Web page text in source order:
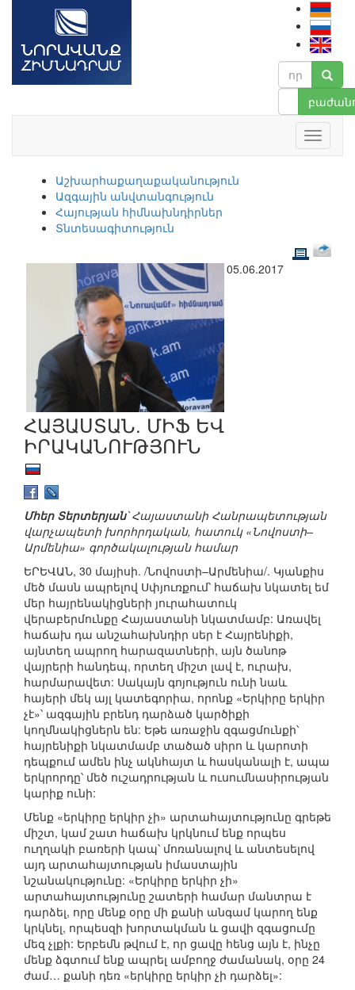
Աշխարհաքաղաքականություն
Ազգային անվտանգություն
Հայության հիմնախնդիրներ
Տնտեսագիտություն
05.06.2017
ՀԱՅԱՍՏԱՆ. ՄԻՖ ԵՎ
ԻՐԱԿԱՆՈՒԹՅՈՒՆ
Մհեր Տերտերյան՝ Հայաստանի Հանրապետության
վարչապետի խորհրդական, հատուկ «Նովոստի–
Արմենիա» գործակալության համար
ԵՐԵՎԱՆ, 30 մայիսի. /Նովոստի–Արմենիա/. Կյանքիս
մեծ մասն ապրելով Սփյուռքում՝ հաճախ նկատել եմ
մեր հայրենակիցների յուրահատուկ
վերաբերմունքը Հայաստանի նկատմամբ: Առավել
հաճախ դա անշահախնդիր սեր է Հայրենիքի,
այնտեղ ապրող հարազատների, այն ծանոթ
վայրերի հանդեպ, որտեղ միշտ լավ է, ուրախ,
հարմարավետ: Սակայն գոյություն ունի նաև
հայերի մեկ այլ կատեգորիա, որոնք «Երկիրը երկիր
չէ»՝ ազգային բրենդ դարձած կարծիքի
կողմնակիցներն են: Եթե առաջին զգացմունքի՝
հայրենիքի նկատմամբ տածած սիրո և կարոտի
դեպքում ամեն ինչ ակնհայտ և հասկանալի է, ապա
երկրորդը՝ մեծ ուշադրության և ուսումնասիրության
կարիք ունի:
Մենք «երկիրը երկիր չի» արտահայտությունը գրեթե
միշտ, կամ շատ հաճախ կրկնում ենք որպես
ուղղակի բառերի կապ՝ մոռանալով և անտեսելով
այդ արտահայտության իմաստային
նշանակությունը: «Երկիրը երկիր չի»
արտահայտությունը շատերի համար մանտրա է
դարձել, որը մենք օրը մի քանի անգամ կարող ենք
կրկնել, որպեսզի խորտակման և ցավի զգացումը
մեզ չլքի: Երբեմն թվում է, որ ցավը հենց այն է, ինչը
մենք ձգտում ենք ապրել ամբողջ ժամանակ, օրը 24
ժամ… քանի դեռ «երկիրը երկիր չի դարձել»: